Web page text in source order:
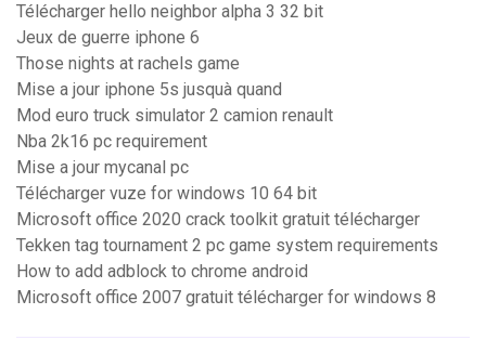
Télécharger hello neighbor alpha 3 32 bit
Jeux de guerre iphone 6
Those nights at rachels game
Mise a jour iphone 5s jusquà quand
Mod euro truck simulator 2 camion renault
Nba 2k16 pc requirement
Mise a jour mycanal pc
Télécharger vuze for windows 10 64 bit
Microsoft office 2020 crack toolkit gratuit télécharger
Tekken tag tournament 2 pc game system requirements
How to add adblock to chrome android
Microsoft office 2007 gratuit télécharger for windows 8